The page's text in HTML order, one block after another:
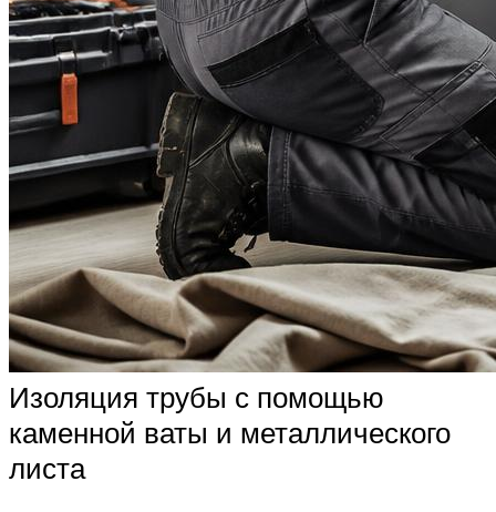
Изоляция трубы с помощью
каменной ваты и металлического
листа